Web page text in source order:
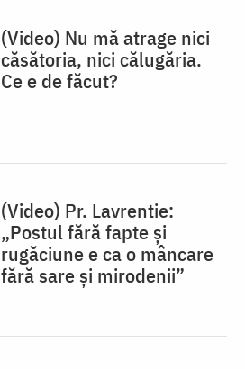
(Video) Nu mă atrage nici
căsătoria, nici călugăria.
Ce e de făcut?
(Video) Pr. Lavrentie:
„Postul fără fapte și
rugăciune e ca o mâncare
fără sare și mirodenii”